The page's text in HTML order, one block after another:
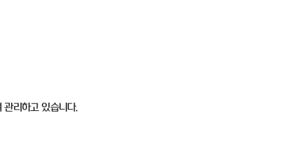
관리하고 있습니다.